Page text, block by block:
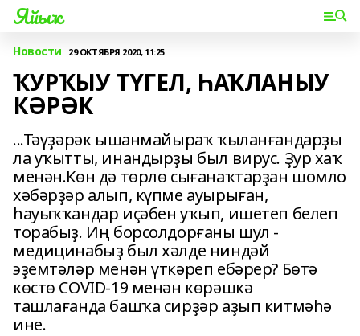
Яйыҡ
Новости 29 ОКТЯБРЯ 2020, 11:25
ҠУРҠЫУ ТҮГЕЛ, ҺАҠЛАНЫУ
КӘРӘК
...Тәүҙәрәк ышанмайыраҡ ҡыланғандарҙы
ла уҡытты, инандырҙы был вирус. Ҙур хаҡ
менән.Көн дә төрлө сығанаҡтарҙан шомло
хәбәрҙәр алып, күпме ауырыған,
һауыҡҡандар иҫәбен уҡып, ишетеп белеп
торабыҙ. Иң борсолдорғаны шул -
медицинабыҙ был хәлде ниндәй
эҙемтәләр менән үткәреп ебәрер? Бөтә
көстө COVID-19 менән көрәшкә
ташлағанда башҡа сирҙәр аҙып китмәһә
ине.